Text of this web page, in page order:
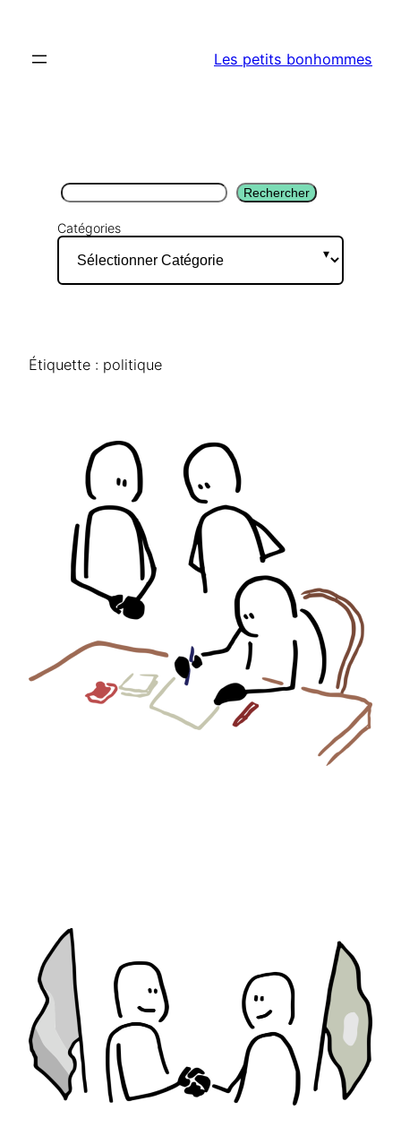
contenu
Les petits bonhommes
Rechercher Rechercher
Catégories
Étiquette : politique